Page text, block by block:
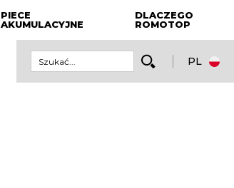
PIECE
AKUMULACYJNE
DLACZEGO
ROMOTOP
PL